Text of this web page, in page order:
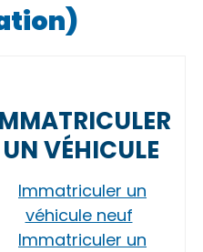
UN VÉHICULE
Immatriculer un
véhicule neuf
Immatriculer un